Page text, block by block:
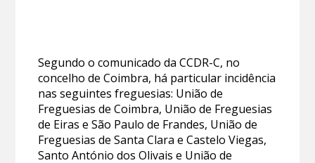
Segundo o comunicado da CCDR-C, no
concelho de Coimbra, há particular incidência
nas seguintes freguesias: União de
Freguesias de Coimbra, União de Freguesias
de Eiras e São Paulo de Frandes, União de
Freguesias de Santa Clara e Castelo Viegas,
Santo António dos Olivais e União de